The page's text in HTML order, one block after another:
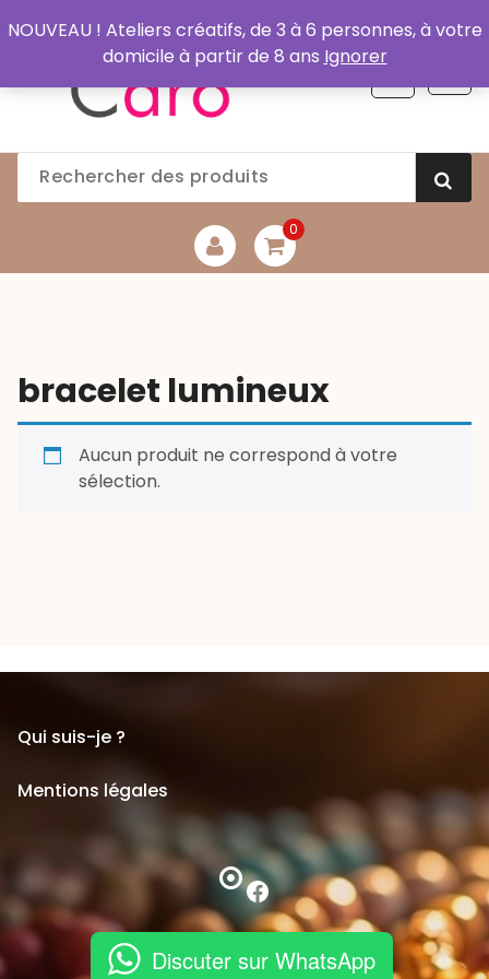
au
0
bracelet lumineux
Aucun produit ne correspond à votre
sélection.
Qui suis-je ?
Mentions légales
Facebook
Discuter sur WhatsApp
NOUVEAU ! Ateliers créatifs, de 3 à 6 personnes, à votre
domicile à partir de 8 ans Ignorer